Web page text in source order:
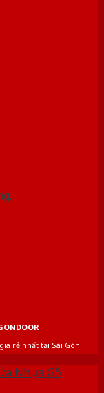
rẻ nhất tại Sài Gòn
Nhựa Gỗ